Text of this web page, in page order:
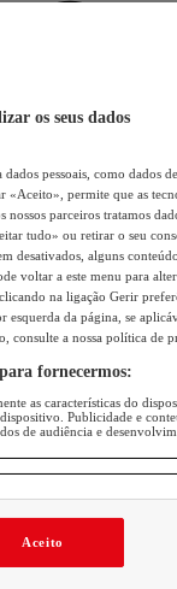
os seus dados
pessoais, como dados
«Aceito», permite que as
nossos parceiros tratamos
tudo» ou retirar o seu
desativados, alguns
voltar a este menu para
na ligação Gerir
da página, se
consulte a nossa política de
fornecermos:
as características do
Publicidade e
de audiência e
Aceito